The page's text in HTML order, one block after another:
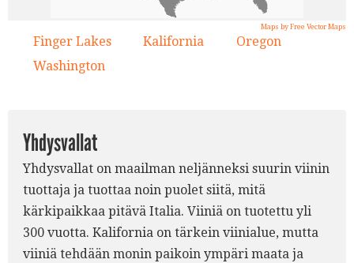
Maps by Free Vector Maps
Finger Lakes Kalifornia Oregon
Washington
Yhdysvallat
Yhdysvallat on maailman neljänneksi suurin viinin
tuottaja ja tuottaa noin puolet siitä, mitä
kärkipaikkaa pitävä Italia. Viiniä on tuotettu yli
300 vuotta. Kalifornia on tärkein viinialue, mutta
viiniä tehdään monin paikoin ympäri maata ja